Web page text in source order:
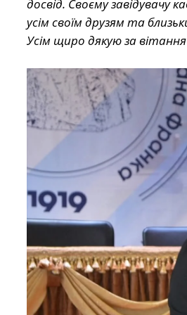
досвід. Своєму завідувачу
усім своїм друзям та
Усім щиро дякую за